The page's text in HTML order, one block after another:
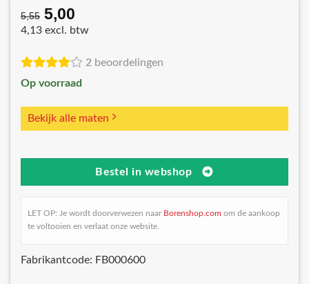
5,55 Oorspronkelijke
prijs
€5,55.
5,00
prijs
€5,00.
4,13 excl. btw
2 beoordelingen
Op voorraad
Bekijk alle maten
Bestel in webshop
LET OP: Je wordt doorverwezen naar Borenshop.com om de aankoop
te voltooien en verlaat onze website.
Fabrikantcode: FB000600